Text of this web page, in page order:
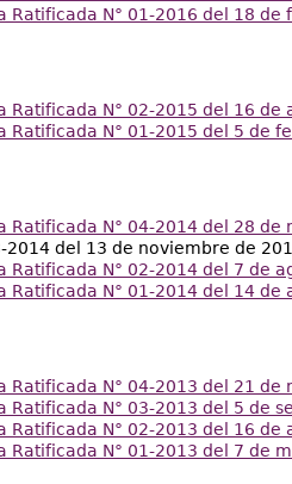
Ratificada N° 01-2016 del 18 de
Ratificada N° 02-2015 del 16 de
Ratificada N° 01-2015 del 5 de
Ratificada N° 04-2014 del 28 de
2014 del 13 de noviembre de
Ratificada N° 02-2014 del 7 de
Ratificada N° 01-2014 del 14 de
Ratificada N° 04-2013 del 21 de
Ratificada N° 03-2013 del 5 de
Ratificada N° 02-2013 del 16 de
Ratificada N° 01-2013 del 7 de